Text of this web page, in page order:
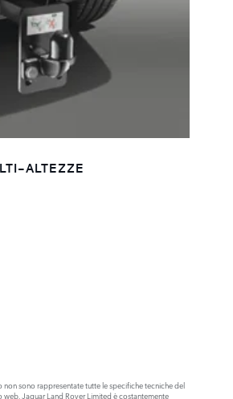
ALTEZZE
sono rappresentate tutte le specifiche tecniche del
Jaguar Land Rover Limited è costantemente